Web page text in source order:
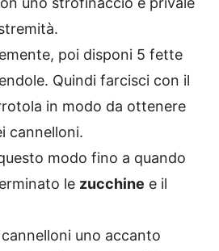
poi disponi 5 fette
Quindi farcisci con il
in modo da ottenere
cannelloni.
modo fino a quando
le zucchine e il
uno accanto